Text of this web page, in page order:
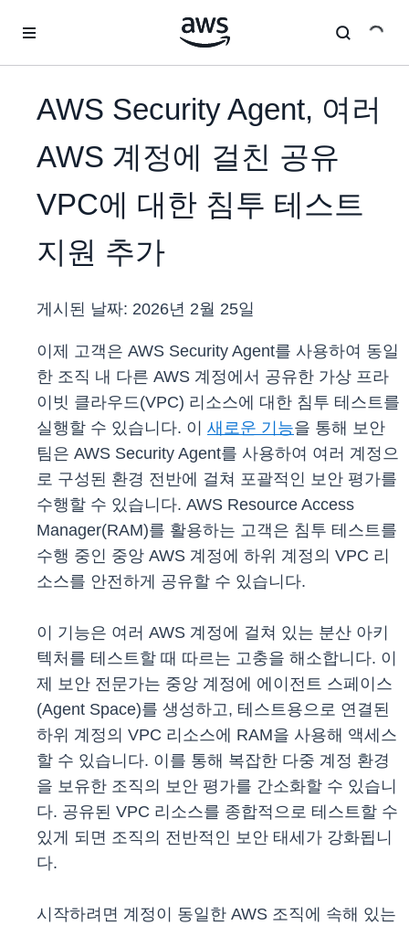
AWS Security Agent, 여러
AWS 계정에 걸친 공유
VPC에 대한 침투 테스트
지원 추가
게시된 날짜: 2026년 2월 25일
이제 고객은 AWS Security Agent를 사용하여 동일
한 조직 내 다른 AWS 계정에서 공유한 가상 프라
이빗 클라우드(VPC) 리소스에 대한 침투 테스트를
실행할 수 있습니다. 이 새로운 기능을 통해 보안
팀은 AWS Security Agent를 사용하여 여러 계정으
로 구성된 환경 전반에 걸쳐 포괄적인 보안 평가를
수행할 수 있습니다. AWS Resource Access
Manager(RAM)를 활용하는 고객은 침투 테스트를
수행 중인 중앙 AWS 계정에 하위 계정의 VPC 리
소스를 안전하게 공유할 수 있습니다.
이 기능은 여러 AWS 계정에 걸쳐 있는 분산 아키
텍처를 테스트할 때 따르는 고충을 해소합니다. 이
제 보안 전문가는 중앙 계정에 에이전트 스페이스
(Agent Space)를 생성하고, 테스트용으로 연결된
하위 계정의 VPC 리소스에 RAM을 사용해 액세스
할 수 있습니다. 이를 통해 복잡한 다중 계정 환경
을 보유한 조직의 보안 평가를 간소화할 수 있습니
다. 공유된 VPC 리소스를 종합적으로 테스트할 수
있게 되면 조직의 전반적인 보안 태세가 강화됩니
다.
시작하려면 계정이 동일한 AWS 조직에 속해 있는